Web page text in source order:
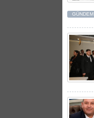
GÜNDEM